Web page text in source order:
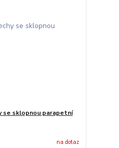
se sklopnou parapetní
na dotaz